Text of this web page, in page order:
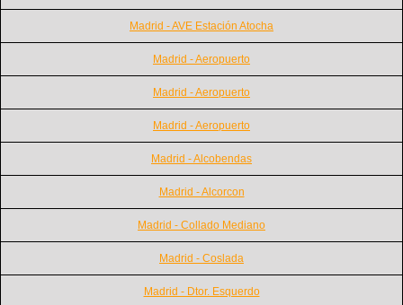
Madrid - AVE Estación Atocha
Madrid - Aeropuerto
Madrid - Aeropuerto
Madrid - Aeropuerto
Madrid - Alcobendas
Madrid - Alcorcon
Madrid - Collado Mediano
Madrid - Coslada
Madrid - Dtor. Esquerdo